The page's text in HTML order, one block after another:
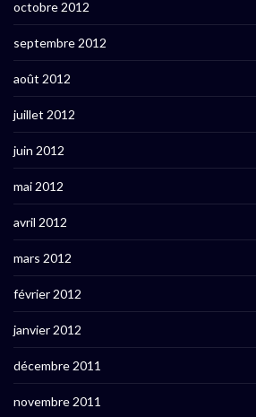
octobre 2012
septembre 2012
août 2012
juillet 2012
juin 2012
mai 2012
avril 2012
mars 2012
février 2012
janvier 2012
décembre 2011
novembre 2011